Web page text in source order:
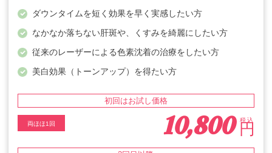
ダウンタイムを短く効果を早く実感したい方
なかなか落ちない肝斑や、くすみを綺麗にしたい方
従来のレーザーによる色素沈着の治療をしたい方
美白効果（トーンアップ）を得たい方
初回はお試し価格
両ほほ1回 10,800 円
税込